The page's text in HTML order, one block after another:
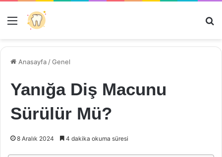
Menü
Anasayfa /Genel
Yanığa Diş Macunu
Sürülür Mü?
8 Aralık 2024 4 dakika okuma süresi